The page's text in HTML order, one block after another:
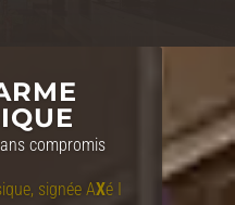
compromis
signée AXé I